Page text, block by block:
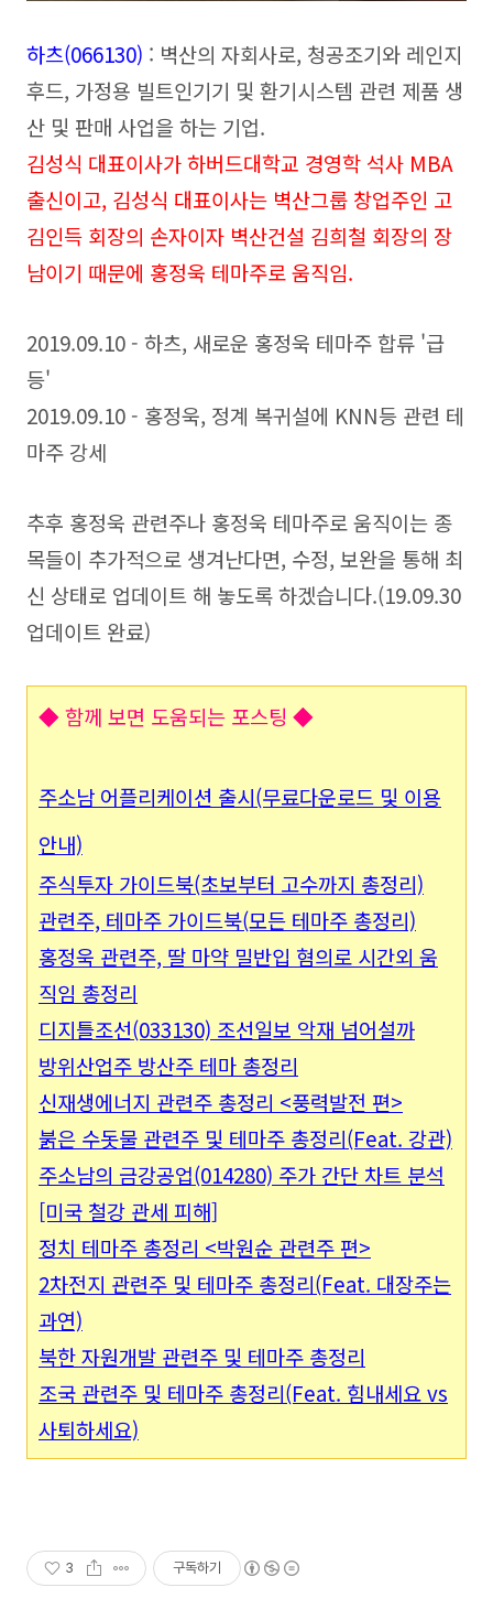
하츠(066130) : 벽산의 자회사로, 청공조기와 레인지
후드, 가정용 빌트인기기 및 환기시스템 관련 제품 생
산 및 판매 사업을 하는 기업.
김성식 대표이사가 하버드대학교 경영학 석사 MBA
출신이고, 김성식 대표이사는 벽산그룹 창업주인 고
김인득 회장의 손자이자 벽산건설 김희철 회장의 장
남이기 때문에 홍정욱 테마주로 움직임.
2019.09.10 - 하츠, 새로운 홍정욱 테마주 합류 '급
등'
2019.09.10 - 홍정욱, 정계 복귀설에 KNN등 관련 테
마주 강세
추후 홍정욱 관련주나 홍정욱 테마주로 움직이는 종
목들이 추가적으로 생겨난다면, 수정, 보완을 통해 최
신 상태로 업데이트 해 놓도록 하겠습니다.(19.09.30
업데이트 완료)
◆ 함께 보면 도움되는 포스팅 ◆
주소남 어플리케이션 출시(무료다운로드 및 이용
안내)
주식투자 가이드북(초보부터 고수까지 총정리)
관련주, 테마주 가이드북(모든 테마주 총정리)
홍정욱 관련주, 딸 마약 밀반입 혐의로 시간외 움
직임 총정리
디지틀조선(033130) 조선일보 악재 넘어설까
방위산업주 방산주 테마 총정리
신재생에너지 관련주 총정리 <풍력발전 편>
붉은 수돗물 관련주 및 테마주 총정리(Feat. 강관)
주소남의 금강공업(014280) 주가 간단 차트 분석
[미국 철강 관세 피해]
정치 테마주 총정리 <박원순 관련주 편>
2차전지 관련주 및 테마주 총정리(Feat. 대장주는
과연)
북한 자원개발 관련주 및 테마주 총정리
조국 관련주 및 테마주 총정리(Feat. 힘내세요 vs
사퇴하세요)
3 구독하기